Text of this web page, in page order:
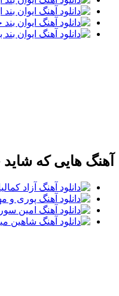
آهنگ هایی که شاید